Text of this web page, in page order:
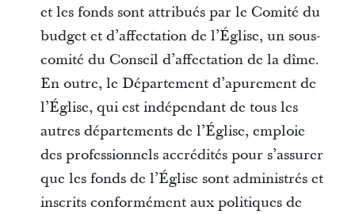
et les fonds sont attribués par le Comité du
budget et d’affectation de l’Église, un sous-
comité du Conseil d’affectation de la dîme.
En outre, le Département d’apurement de
l’Église, qui est indépendant de tous les
autres départements de l’Église, emploie
des professionnels accrédités pour s’assurer
que les fonds de l’Église sont administrés et
inscrits conformément aux politiques de